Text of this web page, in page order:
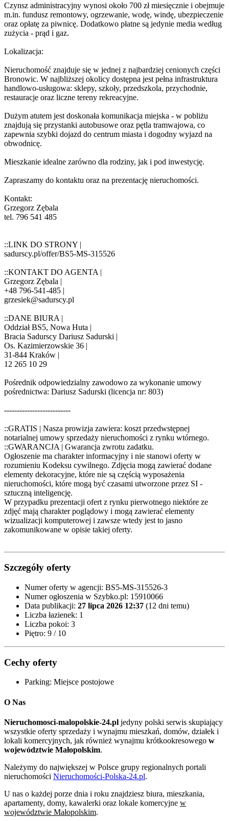
Czynsz administracyjny wynosi około 700 zł miesięcznie i obejmuje
m.in. fundusz remontowy, ogrzewanie, wodę, windę, ubezpieczenie
oraz opłatę za piwnicę. Dodatkowo płatne są jedynie media według
zużycia - prąd i gaz.
Lokalizacja:
Nieruchomość znajduje się w jednej z najbardziej cenionych części
Bronowic. W najbliższej okolicy dostępna jest pełna infrastruktura
handlowo-usługowa: sklepy, szkoły, przedszkola, przychodnie,
restauracje oraz liczne tereny rekreacyjne.
Dużym atutem jest doskonała komunikacja miejska - w pobliżu
znajdują się przystanki autobusowe oraz pętla tramwajowa, co
zapewnia szybki dojazd do centrum miasta i dogodny wyjazd na
obwodnicę.
Mieszkanie idealne zarówno dla rodziny, jak i pod inwestycję.
Zapraszamy do kontaktu oraz na prezentację nieruchomości.
Kontakt:
Grzegorz Zębala
tel. 796 541 485
::LINK DO STRONY |
sadurscy.pl/offer/BS5-MS-315526
::KONTAKT DO AGENTA |
Grzegorz Zębala |
+48 796-541-485 |
grzesiek@sadurscy.pl
::DANE BIURA |
Oddział BS5, Nowa Huta |
Bracia Sadurscy Dariusz Sadurski |
Os. Kazimierzowskie 36 |
31-844 Kraków |
12 265 10 29
Pośrednik odpowiedzialny zawodowo za wykonanie umowy
pośrednictwa: Dariusz Sadurski (licencja nr: 803)
--------------------------
::GRATIS | Nasza prowizja zawiera: koszt przedwstępnej
notarialnej umowy sprzedaży nieruchomości z rynku wtórnego.
::GWARANCJA | Gwarancja zwrotu zadatku.
Ogłoszenie ma charakter informacyjny i nie stanowi oferty w
rozumieniu Kodeksu cywilnego. Zdjęcia mogą zawierać dodane
elementy dekoracyjne, które nie są częścią wyposażenia
nieruchomości, które mogą być czasami utworzone przez SI -
sztuczną inteligencję.
W przypadku prezentacji ofert z rynku pierwotnego niektóre ze
zdjęć mają charakter poglądowy i mogą zawierać elementy
wizualizacji komputerowej i zawsze wtedy jest to jasno
zakomunikowane w opisie takiej oferty.
Szczegóły oferty
Numer oferty w agencji: BS5-MS-315526-3
Numer ogłoszenia w Szybko.pl: 15910066
Data publikacji: 27 lipca 2026 12:37 (12 dni temu)
Liczba łazienek: 1
Liczba pokoi: 3
Piętro: 9 / 10
Cechy oferty
Parking: Miejsce postojowe
O Nas
Nieruchomosci-malopolskie-24.pl jedyny polski serwis skupiający
wszystkie oferty sprzedaży i wynajmu mieszkań, domów, działek i
lokali komercyjnych, jak również wynajmu krótkookresowego w
województwie Małopolskim.
Należymy do największej w Polsce grupy regionalnych portali
nieruchomości Nieruchomości-Polska-24.pl.
U nas o każdej porze dnia i roku znajdziesz biura, mieszkania,
apartamenty, domy, kawalerki oraz lokale komercyjne w
województwie Małopolskim.